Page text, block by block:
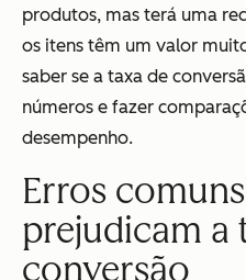
produtos, mas terá uma
os itens têm um valor
saber se a taxa de
números e fazer
desempenho.
Erros
prejudicam a
conversão